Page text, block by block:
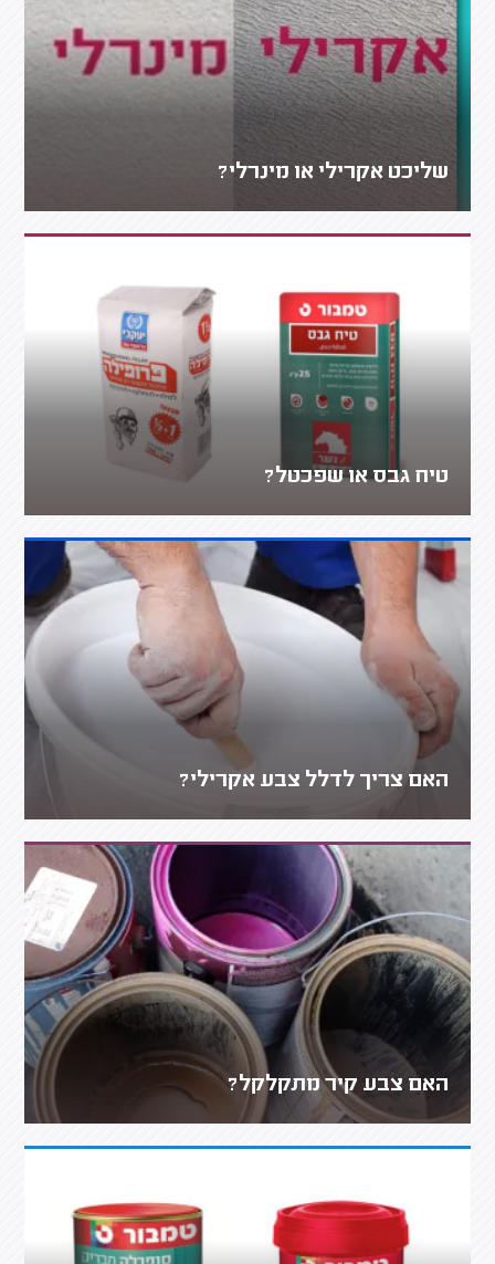
שליכט אקרילי או מינרלי?
טיח גבס או שפכטל?
האם צריך לדלל צבע אקרילי?
האם צבע קיר מתקלקל?